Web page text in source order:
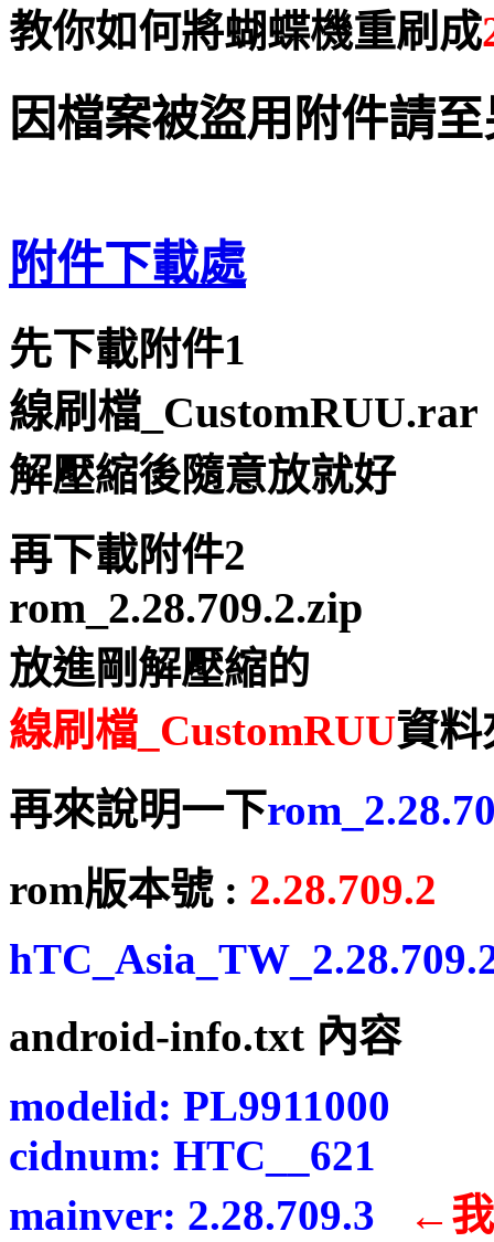
教你如何將蝴蝶機重刷成
因檔案被盜用附件請
附件下載處
先下載附件1
線刷檔_CustomRUU.rar
解壓縮後隨意放就好
再下載附件2
rom_2.28.709.2.zip
放進剛解壓縮的
線刷檔_CustomRUU資料
再來說明一下rom_
rom版本號 : 2.28.709.2
android-info.txt 內容
modelid: PL9911000
cidnum: HTC__621
mainver: 2.28.709.3
←